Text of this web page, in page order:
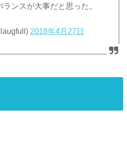
ンスが大事だと思った。
2018年4月27日